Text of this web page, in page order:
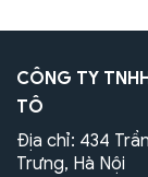
CÔNG TY
TÔ
Địa chỉ: 434
Trưng, Hà Nội